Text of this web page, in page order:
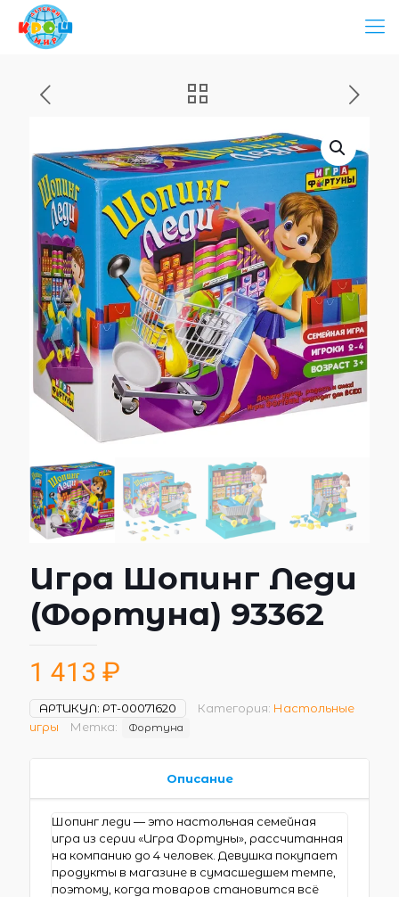
Игра Шопинг Леди
(Фортуна) 93362
1 413 ₽
АРТИКУЛ: РТ-00071620 Категория: Настольные
игры
Метка: Фортуна
Описание
Шопинг леди — это настольная семейная
игра из серии «Игра Фортуны», рассчитанная
на компанию до 4 человек. Девушка покупает
продукты в магазине в сумасшедшем темпе,
поэтому, когда товаров становится всё